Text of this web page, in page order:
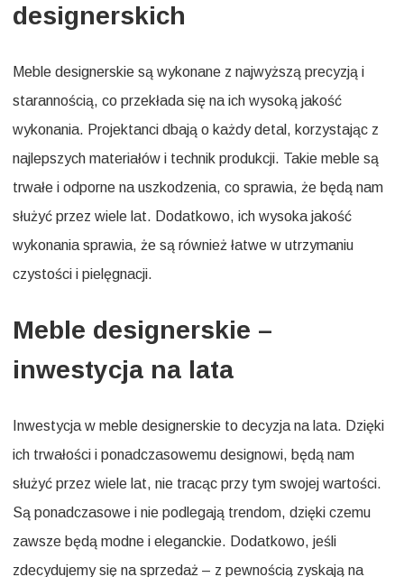
designerskich
Meble designerskie są wykonane z najwyższą precyzją i
starannością, co przekłada się na ich wysoką jakość
wykonania. Projektanci dbają o każdy detal, korzystając z
najlepszych materiałów i technik produkcji. Takie meble są
trwałe i odporne na uszkodzenia, co sprawia, że będą nam
służyć przez wiele lat. Dodatkowo, ich wysoka jakość
wykonania sprawia, że są również łatwe w utrzymaniu
czystości i pielęgnacji.
Meble designerskie –
inwestycja na lata
Inwestycja w meble designerskie to decyzja na lata. Dzięki
ich trwałości i ponadczasowemu designowi, będą nam
służyć przez wiele lat, nie tracąc przy tym swojej wartości.
Są ponadczasowe i nie podlegają trendom, dzięki czemu
zawsze będą modne i eleganckie. Dodatkowo, jeśli
zdecydujemy się na sprzedaż – z pewnością zyskają na